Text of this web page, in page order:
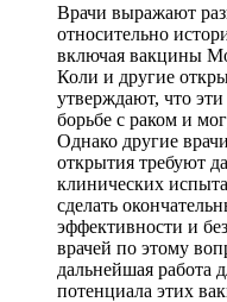
Врачи выражают
относительно
включая вакцины
Коли и другие
утверждают, что
борьбе с раком и
Однако другие
открытия требуют
клинических
сделать
эффективности и
врачей по этому
дальнейшая работа
потенциала этих